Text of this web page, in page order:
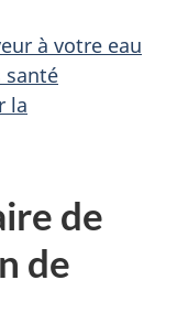
à votre eau
santé
la
de
de